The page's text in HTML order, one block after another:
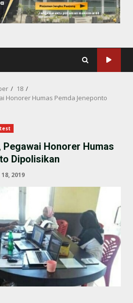
18
Honorer Humas Pemda Jeneponto
Pegawai Honorer Humas
Dipolisikan
2019